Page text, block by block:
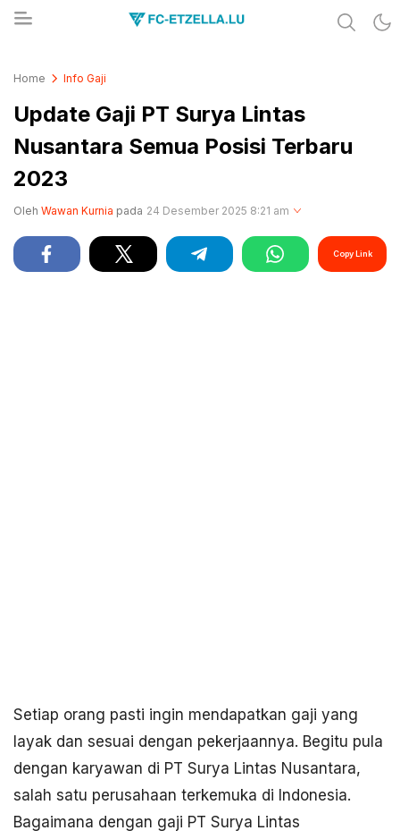
Home Info Gaji
Update Gaji PT Surya Lintas
Nusantara Semua Posisi Terbaru
2023
Oleh Wawan Kurnia pada 24 Desember 2025 8:21 am
Copy Link
Setiap orang pasti ingin mendapatkan gaji yang
layak dan sesuai dengan pekerjaannya. Begitu pula
dengan karyawan di PT Surya Lintas Nusantara,
salah satu perusahaan terkemuka di Indonesia.
Bagaimana dengan gaji PT Surya Lintas